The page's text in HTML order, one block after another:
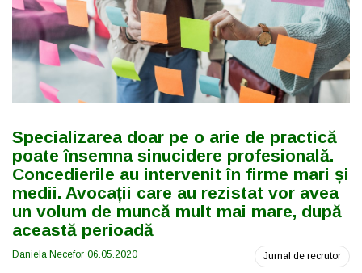
Specializarea doar pe o arie de practică
poate însemna sinucidere profesională.
Concedierile au intervenit în firme mari și
medii. Avocații care au rezistat vor avea
un volum de muncă mult mai mare, după
această perioadă
Daniela Necefor 06.05.2020 Jurnal de recrutor